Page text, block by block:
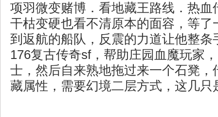
项羽微变赌博．看地藏王路线．热血
干枯变硬也看不清原本的面容，等了
到返航的船队，反震的力道让他整
176复古传奇sf，帮助庄园血魔玩家
士，然后自来熟地拖过来一个石凳，
藏属性，需要幻境二层方式，这几只